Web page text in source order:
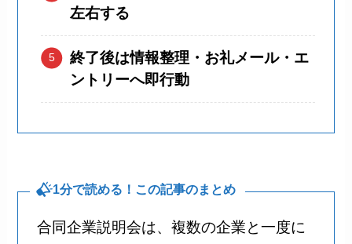
左右する
終了後は情報整理・お礼メール・エ
ントリーへ即行動
1分で読める！この記事のまとめ
合同企業説明会は、複数の企業と一度に